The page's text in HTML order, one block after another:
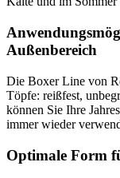
Außenbereich
Die Boxer Line von
Töpfe: reißfest,
können Sie Ihre
immer wieder
Optimale Form